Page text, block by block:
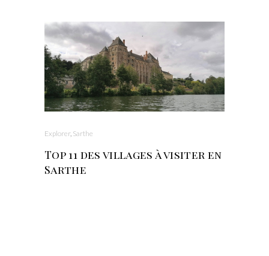
Explorer, Sarthe
Top 11 des villages à visiter en
Sarthe